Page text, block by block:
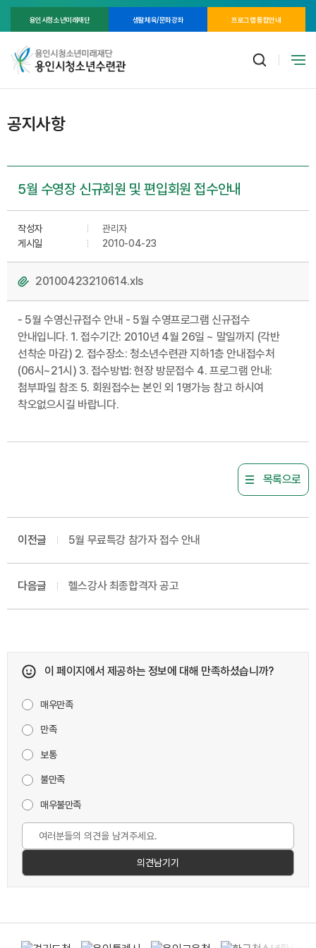
용인시청소년미래재단 생활체육/문화강좌 프로그램 통합안내
공지사항
5월 수영장 신규회원 및 편입회원 접수안내
작성자
관리자
게시일
2010-04-23
20100423210614.xls
- 5월 수영신규접수 안내 - 5월 수영프로그램 신규접수
안내입니다. 1. 접수기간: 2010년 4월 26일 ~ 말일까지 (각반
선착순 마감) 2. 접수장소: 청소년수련관 지하1층 안내접수처
(06시~21시) 3. 접수방법: 현장 방문접수 4. 프로그램 안내:
첨부파일 참조 5. 회원접수는 본인 외 1명가능 참고 하시여
착오없으시길 바랍니다.
목록으로
이전글 5월 무료특강 참가자 접수 안내
다음글 헬스강사 최종합격자 공고
이 페이지에서 제공하는 정보에 대해 만족하셨습니까?
매우만족
만족
보통
불만족
매우불만족